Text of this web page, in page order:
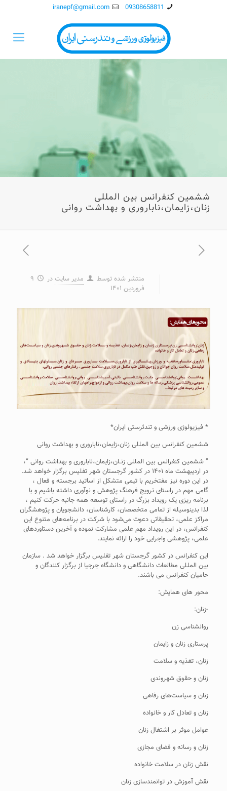
09308658811
iranepf@gmail.com
ششمین کنفرانس بین المللی
زنان،زایمان،ناباروری و بهداشت روانی
منتشر شده توسط مدیر سایت در
۹
فروردین ۱۴۰۱
* فیزیولوژی ورزشی و تندئرستی ایران*
ششمین کنفرانس بین المللی زنان،زایمان،ناباروری و بهداشت روانی
” ششمین کنفرانس بین المللی زنــان،زایمان،ناباروری و بهداشت روانی “،
در اردیبهشت ماه ۱۴۰۱ در کشور گرجستان شهر تفلیس برگزار خواهد شد.
در این دوره نیز مفتخریم با تیمی متشکل از اساتید برجسته و فعال ،
گامی مهم در راستای ترویج فرهنگ پژوهش و نوآوری داشته باشیم و با
برنامه ریزی یک رویداد بزرگ در راستای توسعه همه جانبه حرکت کنیم ،
لذا بدینوسیله از تمامی متخصصان، کارشناسان، دانشجویان و پژوهشگران
مراکز علمی، تحقیقاتی دعوت می‌شود با شرکت در برنامه‌های متنوع این
کنفرانس، در این رویداد مهم علمی مشارکت نموده و آخرین دستاورد‌های
علمی، پژوهشی واجرایی خود را ارائه نمایند.
این کنفرانس در کشور گرجستان شهر تفلیس برگزار خواهد شد . سازمان
بین المللی مطالعات دانشگاهی و دانشگاه جرجیا از برگزار کنندگان و
حامیان کنفرانس می باشند.
محور های همایش:
-زنان:
روانشناسی زن
پرستاری زنان و زایمان
زنان، تغذیه و سلامت
زنان و حقوق شهروندی
زنان و سیاست‌های رفاهی
زنان و تعادل کار و خانواده
عوامل موثر بر اشتغال زنان
زنان و رسانه و فضای مجازی
نقش زنان در سلامت خانواده
نقش آموزش در توانمندسازی زنان